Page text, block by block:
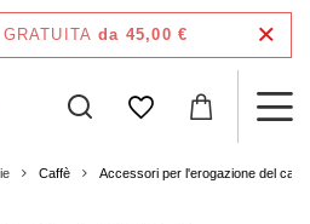
da 45,00 €
Caffè Accessori per l'erogazione del caffè